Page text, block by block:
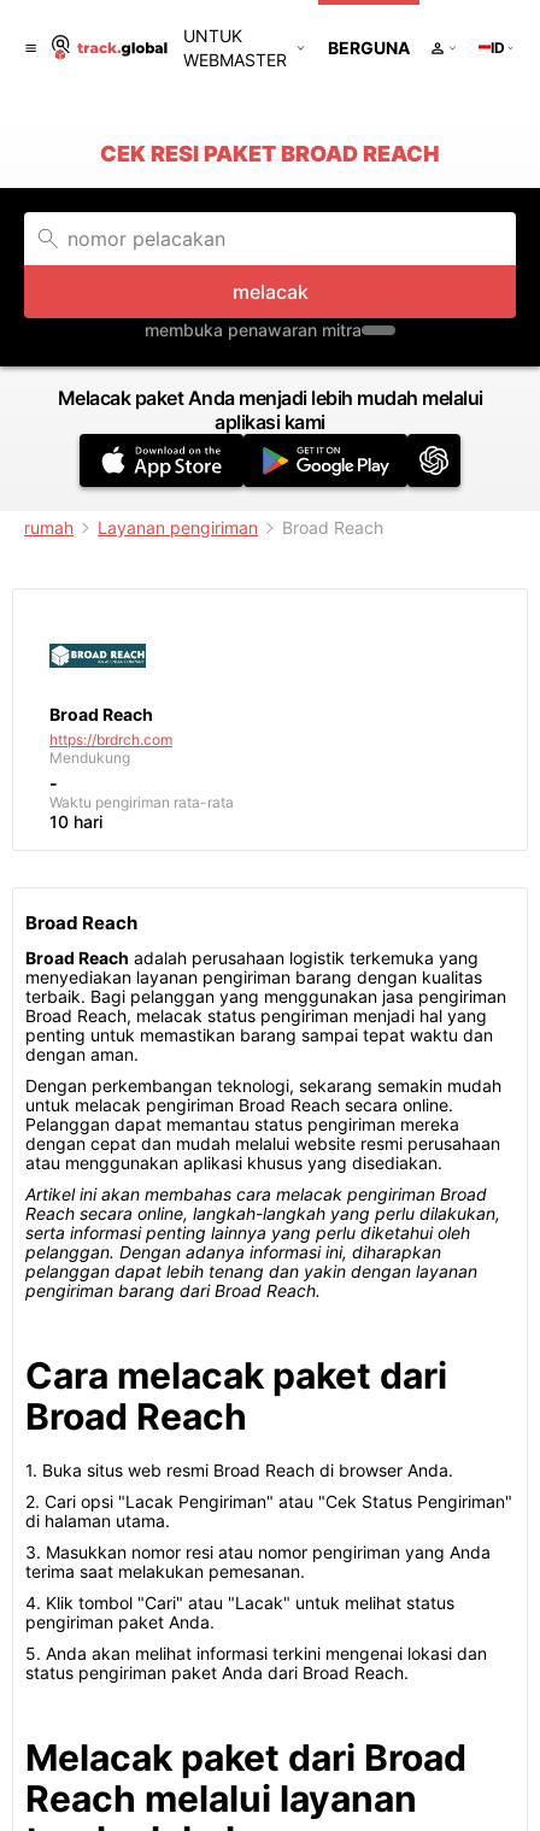
UNTUK
WEBMASTER
BERGUNA ID
CEK RESI PAKET BROAD REACH
melacak
membuka penawaran mitra
Melacak paket Anda menjadi lebih mudah melalui
aplikasi kami
rumah Layanan pengiriman Broad Reach
Broad Reach
https://brdrch.com
Mendukung
-
Waktu pengiriman rata-rata
10 hari
Broad Reach
Broad Reach adalah perusahaan logistik terkemuka yang
menyediakan layanan pengiriman barang dengan kualitas
terbaik. Bagi pelanggan yang menggunakan jasa pengiriman
Broad Reach, melacak status pengiriman menjadi hal yang
penting untuk memastikan barang sampai tepat waktu dan
dengan aman.
Dengan perkembangan teknologi, sekarang semakin mudah
untuk melacak pengiriman Broad Reach secara online.
Pelanggan dapat memantau status pengiriman mereka
dengan cepat dan mudah melalui website resmi perusahaan
atau menggunakan aplikasi khusus yang disediakan.
Artikel ini akan membahas cara melacak pengiriman Broad
Reach secara online, langkah-langkah yang perlu dilakukan,
serta informasi penting lainnya yang perlu diketahui oleh
pelanggan. Dengan adanya informasi ini, diharapkan
pelanggan dapat lebih tenang dan yakin dengan layanan
pengiriman barang dari Broad Reach.
Cara melacak paket dari
Broad Reach
1. Buka situs web resmi Broad Reach di browser Anda.
2. Cari opsi "Lacak Pengiriman" atau "Cek Status Pengiriman"
di halaman utama.
3. Masukkan nomor resi atau nomor pengiriman yang Anda
terima saat melakukan pemesanan.
4. Klik tombol "Cari" atau "Lacak" untuk melihat status
pengiriman paket Anda.
5. Anda akan melihat informasi terkini mengenai lokasi dan
status pengiriman paket Anda dari Broad Reach.
Melacak paket dari Broad
Reach melalui layanan